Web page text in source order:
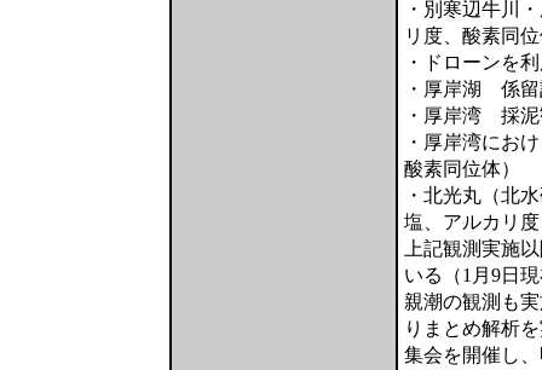
・別寒辺牛川
リ度、酸素同
・ドローンを
・厚岸湖 係
・厚岸湾 採
・厚岸湾にお
酸素同位体）
・北光丸（北
塩、アルカリ
上記観測実施
いる（1月9日
親潮の観測も
りまとめ解析
集会を開催し